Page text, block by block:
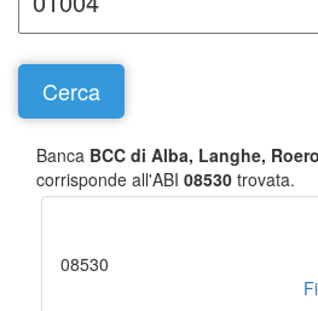
Banca BCC di Alba, Langhe,
corrisponde all'ABI 08530 trovata.
08530